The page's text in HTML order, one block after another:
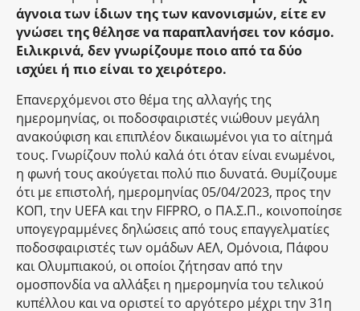
άγνοια των ίδιων της των κανονισμών, είτε εν
γνώσει της θέλησε να παραπλανήσει τον κόσμο.
Ειλικρινά, δεν γνωρίζουμε ποιο από τα δύο
ισχύει ή πιο είναι το χειρότερο.
Επανερχόμενοι στο θέμα της αλλαγής της
ημερομηνίας, οι ποδοσφαιριστές νιώθουν μεγάλη
ανακούφιση και επιπλέον δικαιωμένοι για το αίτημά
τους. Γνωρίζουν πολύ καλά ότι όταν είναι ενωμένοι,
η φωνή τους ακούγεται πολύ πιο δυνατά. Θυμίζουμε
ότι με επιστολή, ημερομηνίας 05/04/2023, προς την
ΚΟΠ, την UEFA και την FIFPRO, o ΠΑ.Σ.Π., κοινοποίησε
υπογεγραμμένες δηλώσεις από τους επαγγελματίες
ποδοσφαιριστές των ομάδων ΑΕΛ, Ομόνοια, Πάφου
και Ολυμπιακού, οι οποίοι ζήτησαν από την
ομοσπονδία να αλλάξει η ημερομηνία του τελικού
κυπέλλου και να οριστεί το αργότερο μέχρι την 31η